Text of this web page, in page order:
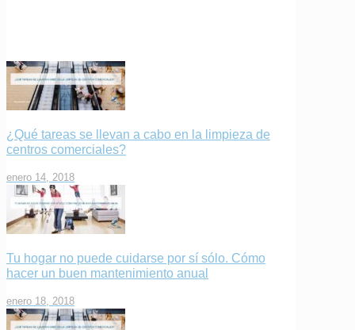
¿Qué tareas se llevan a cabo en la limpieza de
centros comerciales?
enero 14, 2018
Tu hogar no puede cuidarse por sí sólo. Cómo
hacer un buen mantenimiento anual
enero 18, 2018